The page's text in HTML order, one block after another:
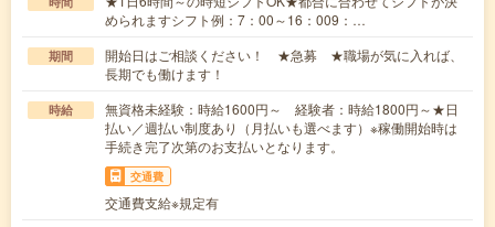
められますシフト例：7：00～16：009：…
期間
開始日はご相談ください！ ★急募 ★職場が気に入れば、
長期でも働けます！
時給
無資格未経験：時給1600円～ 経験者：時給1800円～★日
払い／週払い制度あり（月払いも選べます）※稼働開始時は
手続き完了次第のお支払いとなります。
交通費
交通費支給※規定有